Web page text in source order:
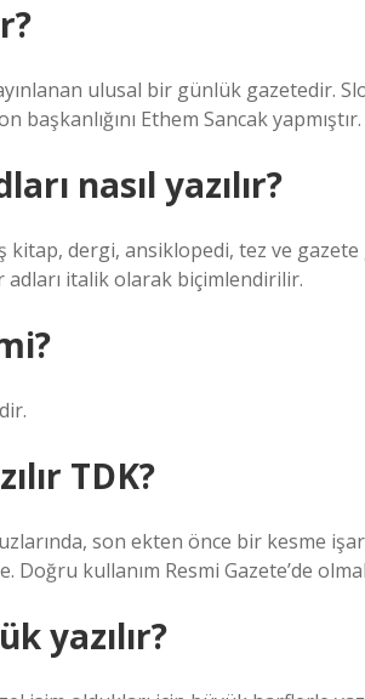
ulusal bir günlük gazetedir.
başkanlığını Ethem Sancak yapmıştır.
nasıl yazılır?
kitap, dergi, ansiklopedi, tez ve gazete
adları italik olarak biçimlendirilir.
TDK?
son ekten önce bir kesme
Doğru kullanım Resmi Gazete’de
yazılır?